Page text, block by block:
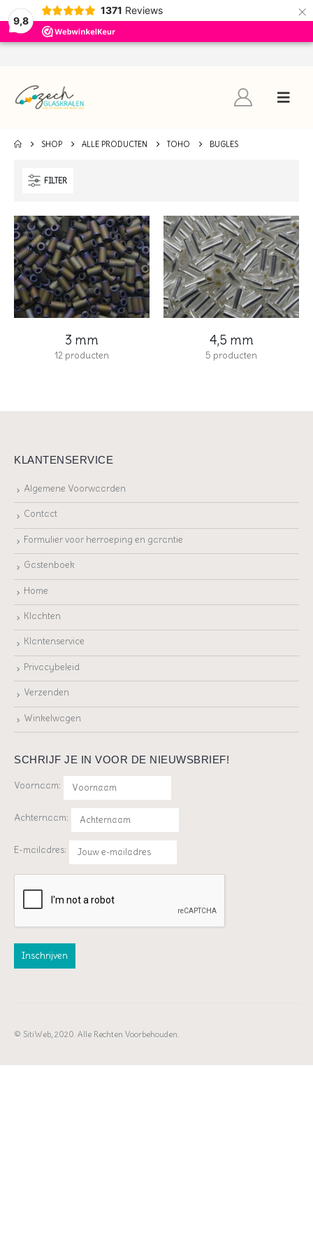
9,8
1371 Reviews ×
SHOP ALLE PRODUCTEN TOHO BUGLES
FILTER
3 mm
12 producten
4,5 mm
5 producten
KLANTENSERVICE
Algemene Voorwaarden
Contact
Formulier voor herroeping en garantie
Gastenboek
Home
Klachten
Klantenservice
Privacybeleid
Verzenden
Winkelwagen
SCHRIJF JE IN VOOR DE NIEUWSBRIEF!
Voornaam:
Achternaam:
E-mailadres:
© SitiWeb, 2020. Alle Rechten Voorbehouden.